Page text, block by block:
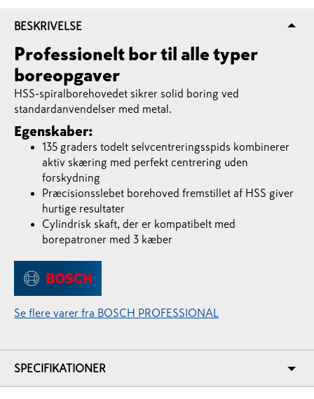
BESKRIVELSE
Professionelt bor til alle typer
boreopgaver
HSS-spiralborehovedet sikrer solid boring ved
standardanvendelser med metal.
Egenskaber:
135 graders todelt selvcentreringsspids kombinerer
aktiv skæring med perfekt centrering uden
forskydning
Præcisionsslebet borehoved fremstillet af HSS giver
hurtige resultater
Cylindrisk skaft, der er kompatibelt med
borepatroner med 3 kæber
Se flere varer fra BOSCH PROFESSIONAL
SPECIFIKATIONER